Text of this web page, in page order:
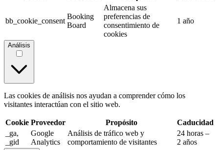
bb_cookie_consent
Booking
Board
Almacena sus
preferencias de
consentimiento de
cookies
1 año
Análisis
Las cookies de análisis nos ayudan a comprender cómo los
visitantes interactúan con el sitio web.
Cookie Proveedor Propósito
Caducidad
_ga,
_gid
Google
Analytics
Análisis de tráfico web y
comportamiento de visitantes
24 horas –
2 años